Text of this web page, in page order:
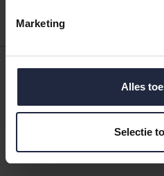
Marketing
Alles
Selectie
Bel+31 575 - 512 816, mail
klantenservice@bedshop.nl